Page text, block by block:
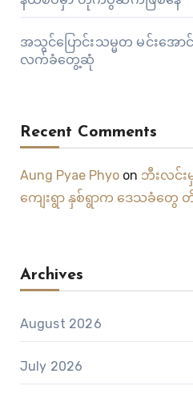
အသွင်ပြောင်းသမ္မတ မင်းအေ
လက်ခံတွေ့ဆုံ
Recent Comments
Aung Pyae Phyoon ဘီးလင်း
ကျေးရွာ နှစ်ရွာက ဒေသခံတွေ တိ
Archives
August 2026
July 2026